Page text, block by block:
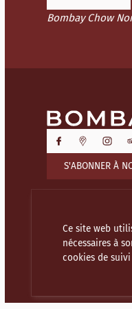
Bombay Chow
S'ABONNER À
NOS
Ce site web
nécessaires à
cookies de